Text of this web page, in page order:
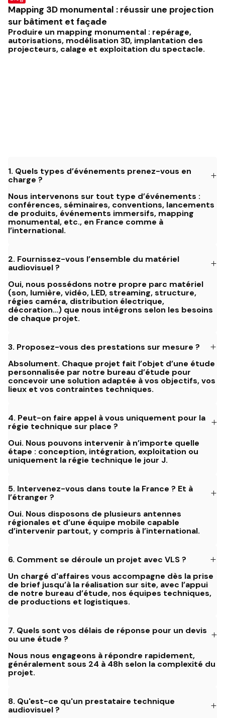
Mapping 3D monumental : réussir une projection
sur bâtiment et façade
Produire un mapping monumental : repérage,
autorisations, modélisation 3D, implantation des
projecteurs, calage et exploitation du spectacle.
1. Quels types d’événements prenez-vous en
charge ?
Nous intervenons sur tout type d’événements :
conférences, séminaires, conventions, lancements
de produits, événements immersifs, mapping
monumental, etc., en France comme à
l’international.
2. Fournissez-vous l’ensemble du matériel
audiovisuel ?
Oui, nous possédons notre propre parc matériel
(son, lumière, vidéo, LED, streaming, structure,
régies caméra, distribution électrique,
décoration…) que nous intégrons selon les besoins
de chaque projet.
3. Proposez-vous des prestations sur mesure ?
Absolument. Chaque projet fait l’objet d’une étude
personnalisée par notre bureau d’étude pour
concevoir une solution adaptée à vos objectifs, vos
lieux et vos contraintes techniques.
4. Peut-on faire appel à vous uniquement pour la
régie technique sur place ?
Oui. Nous pouvons intervenir à n’importe quelle
étape : conception, intégration, exploitation ou
uniquement la régie technique le jour J.
5. Intervenez-vous dans toute la France ? Et à
l’étranger ?
Oui. Nous disposons de plusieurs antennes
régionales et d’une équipe mobile capable
d’intervenir partout, y compris à l’international.
6. Comment se déroule un projet avec VLS ?
Un chargé d'affaires vous accompagne dès la prise
de brief jusqu’à la réalisation sur site, avec l’appui
de notre bureau d’étude, nos équipes techniques,
de productions et logistiques.
7. Quels sont vos délais de réponse pour un devis
ou une étude ?
Nous nous engageons à répondre rapidement,
généralement sous 24 à 48h selon la complexité du
projet.
8. Qu'est-ce qu'un prestataire technique
audiovisuel ?